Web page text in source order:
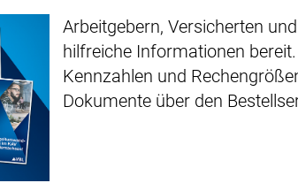
Arbeitgebern, Versicherten
hilfreiche Informationen
Kennzahlen und
Dokumente über den